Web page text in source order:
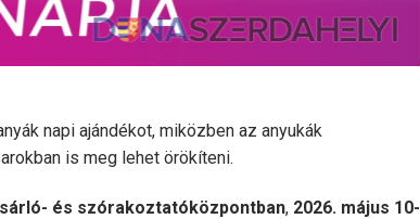
napi ajándékot, miközben az anyukák
is meg lehet örökíteni.
és szórakoztatóközpontban, 2026. május 10-